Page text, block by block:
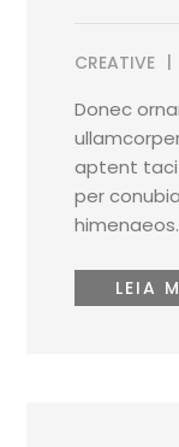
CREATIVE
Donec
aptent
per
himenaeos.
LEIA